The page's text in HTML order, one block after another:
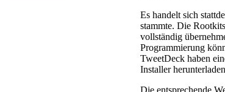
Es handelt sich
stammte. Die
vollständig
Programmierung
TweetDeck haben
Installer
Die entsprechende